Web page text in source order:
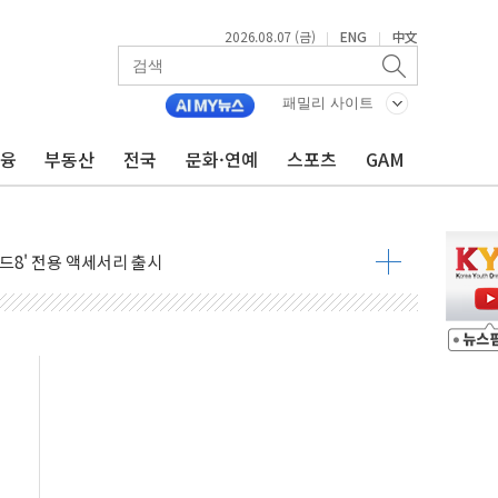
2026.08.07 (금) | ENG | 中文
패밀리 사이트
부동산 전국 문화·연예 스포츠 GAM
매장 판매
장외거래 청산결제 인프라 구축 착수
8' 전용 액세서리 출시
온라인 거래수수료 우대
대경보'…전국 49개 지역으로 확대